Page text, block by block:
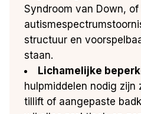
Syndroom van Down, of
structuur en
staan.
Lichamelijke
hulpmiddelen nodig zijn
tillift of aangepaste